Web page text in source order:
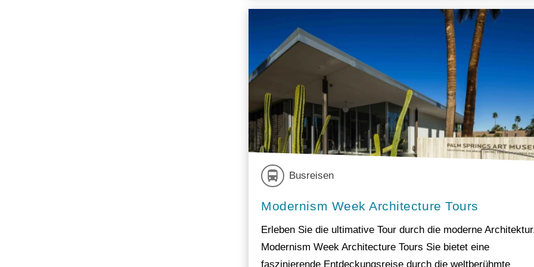
Busreisen
Modernism Week Architecture Tours
Erleben Sie die ultimative Tour durch die moderne
Modernism Week Architecture Tours Sie bietet eine
faszinierende Entdeckungsreise durch die weltberühmte